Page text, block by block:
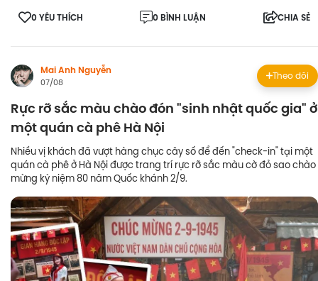
0 YÊU THÍCH 0 BÌNH LUẬN CHIA SẺ
Mai Anh Nguyễn
07/08
Theo dõi
Rực rỡ sắc màu chào đón "sinh nhật quốc gia" ở
một quán cà phê Hà Nội
Nhiều vị khách đã vượt hàng chục cây số để đến "check-in" tại một
quán cà phê ở Hà Nội được trang trí rực rỡ sắc màu cờ đỏ sao chào
mừng kỷ niệm 80 năm Quốc khánh 2/9.